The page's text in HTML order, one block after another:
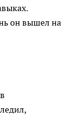
он вышел на